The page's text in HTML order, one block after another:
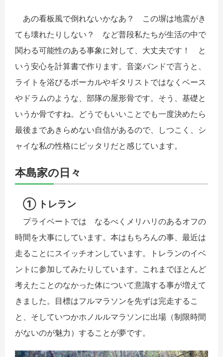
あの看板風で倒れないかなあ？ この塀は地震がき
ても壊れたりしない？ など普段私たちが生活の中で
関わる可能性のある事象に対して、大丈夫です！ と
いう安心を計算書で作ります。音楽バンドで言うと、
ライトを浴びるボーカルやギタリストではなくベース
やドラムのような、部隊の屋形骨です。そう、基礎と
いうか骨ですね。どうでもいいことでも一度決めたら
最後まであきらめない自信があるので、しつこく、シ
ャイな私の性格にピッタリだと感じています。
本島家の日々
① トレラン
プライベートでは なるべくメリハリのあるオフの
時間を大事にしています。本はもちろんの事、最近は
走ることにスイッチオンしています。トレランのイベ
ントに参加してみたりしています。これまでほとんど
考えたことのなかった体について意識する事が増えて
きました。目標はフルマラソンを先ずは完走するこ
と、そしていつかホノルルマラソンに出場（制限時間
がないのが魅力）することが夢です。